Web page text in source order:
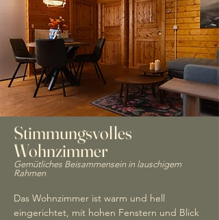
Stimmungsvolles
Wohnzimmer
Gemütliches Beisammensein in lauschigem
Rahmen
Das Wohnzimmer ist warm und hell
eingerichtet, mit hohen Fenstern und Blick